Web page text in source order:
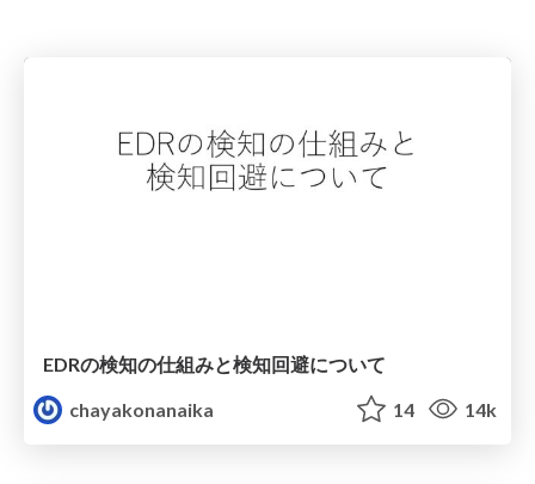
EDRの検知の仕組みと検知回避について
chayakonanaika
14 14k